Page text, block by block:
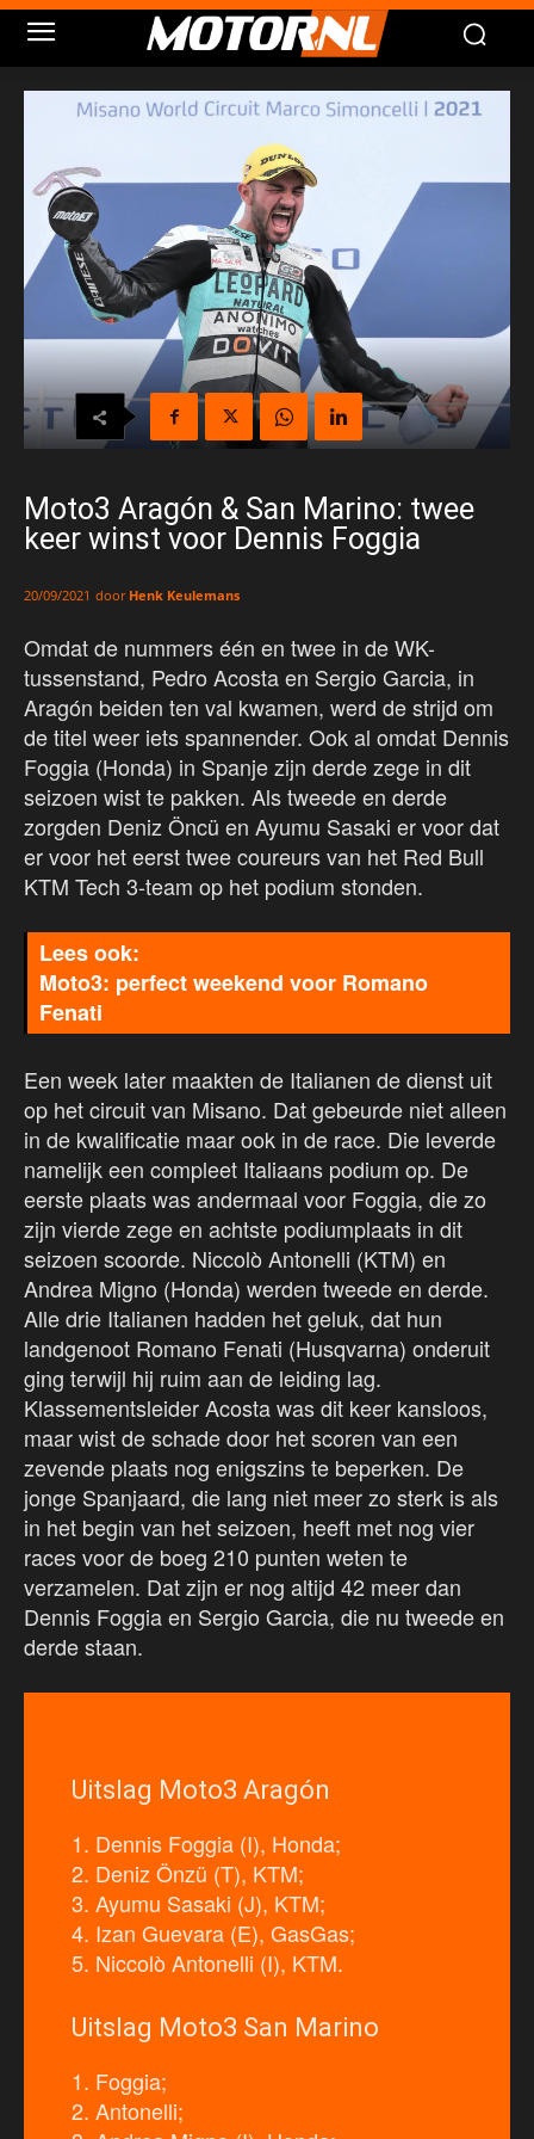
Moto3 Aragón & San Marino: twee
keer winst voor Dennis Foggia
20/09/2021 door Henk Keulemans
Omdat de nummers één en twee in de WK-
tussenstand, Pedro Acosta en Sergio Garcia, in
Aragón beiden ten val kwamen, werd de strijd om
de titel weer iets spannender. Ook al omdat Dennis
Foggia (Honda) in Spanje zijn derde zege in dit
seizoen wist te pakken. Als tweede en derde
zorgden Deniz Öncü en Ayumu Sasaki er voor dat
er voor het eerst twee coureurs van het Red Bull
KTM Tech 3-team op het podium stonden.
Moto3: perfect weekend voor Romano
Fenati
Een week later maakten de Italianen de dienst uit
op het circuit van Misano. Dat gebeurde niet alleen
in de kwalificatie maar ook in de race. Die leverde
namelijk een compleet Italiaans podium op. De
eerste plaats was andermaal voor Foggia, die zo
zijn vierde zege en achtste podiumplaats in dit
seizoen scoorde. Niccolò Antonelli (KTM) en
Andrea Migno (Honda) werden tweede en derde.
Alle drie Italianen hadden het geluk, dat hun
landgenoot Romano Fenati (Husqvarna) onderuit
ging terwijl hij ruim aan de leiding lag.
Klassementsleider Acosta was dit keer kansloos,
maar wist de schade door het scoren van een
zevende plaats nog enigszins te beperken. De
jonge Spanjaard, die lang niet meer zo sterk is als
in het begin van het seizoen, heeft met nog vier
races voor de boeg 210 punten weten te
verzamelen. Dat zijn er nog altijd 42 meer dan
Dennis Foggia en Sergio Garcia, die nu tweede en
derde staan.
Uitslag Moto3 Aragón
1. Dennis Foggia (I), Honda;
2. Deniz Önzü (T), KTM;
3. Ayumu Sasaki (J), KTM;
4. Izan Guevara (E), GasGas;
5. Niccolò Antonelli (I), KTM.
Uitslag Moto3 San Marino
1. Foggia;
2. Antonelli;